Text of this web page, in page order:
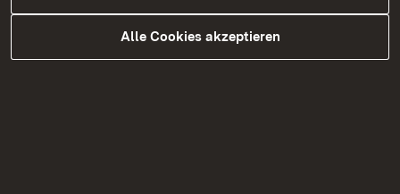
Mehr
Alle Cookies akzeptieren